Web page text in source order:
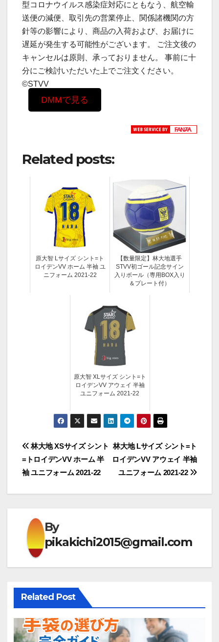
型コロナウイルス感染症対応にともなう、航空輸
送便の減便、取引先の営業停止、関係諸機関の方
針等の影響により、商品の入荷および、お届けに
遅延が発生する可能性がございます。 ご注文後の
キャンセルは原則、承っておりません。 事前に十
分にご検討いただいた上でご注文ください。
©STVV
DMMで見る
Related posts:
原大智 Lサイズ シント=ト
ロイデンVV ホーム 半袖 ユ
ニフォーム 2021-22
【数量限定】林大地選手
STVV初ゴール記念サイン
入りボール（専用BOX入り
＆プレート付）
原大智 XLサイズ シント=ト
ロイデンVV アウェイ 半袖
ユニフォーム 2021-22
投
稿
ナ
ゲ
ー
シ
ョ
ン
林大地 Lサイズ シント=ト
ロイデンVV アウェイ 半袖
ユニフォーム 2021-22
林大地 XSサイズ シント
=トロイデンVV ホーム 半
袖 ユニフォーム 2021-22
By
pikakichi2015@gmail.com
Related Post